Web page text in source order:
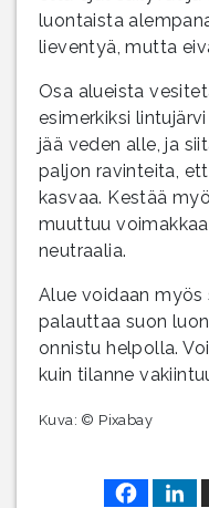
luontaista
lieventyä, mutta
Osa alueista
esimerkiksi
jää veden alle, ja
paljon ravinteita,
kasvaa. Kestää
muuttuu
neutraalia.
Alue voidaan myös
palauttaa suon
onnistu helpolla.
kuin tilanne
Kuva: © Pixabay